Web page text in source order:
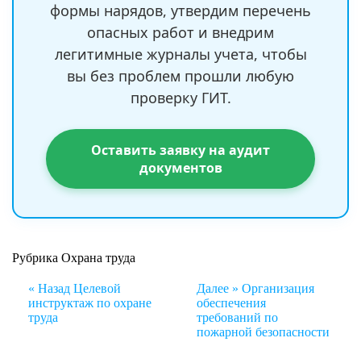
формы нарядов, утвердим перечень
опасных работ и внедрим
легитимные журналы учета, чтобы
вы без проблем прошли любую
проверку ГИТ.
Оставить заявку на аудит
документов
Рубрика Охрана труда
Навигация
записям
« Назад Целевой
инструктаж по охране
труда
Далее » Организация
обеспечения
требований по
пожарной безопасности